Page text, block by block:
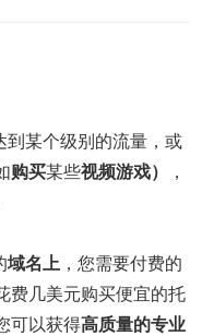
某个级别的流量，或
购买某些视频游戏）
，
域名上 ，您需要付费的
费几美元购买便宜的托
可以获得高质量的专业